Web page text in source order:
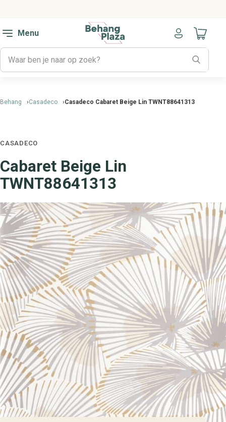
Menu
Naar
Behang Casadeco Casadeco Cabaret Beige Lin TWNT88641313
CASADECO
Cabaret Beige Lin
TWNT88641313